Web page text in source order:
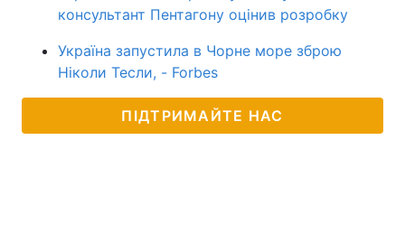
консультант Пентагону оцінив розробку
Україна запустила в Чорне море зброю
Ніколи Тесли, - Forbes
ПІДТРИМАЙТЕ НАС